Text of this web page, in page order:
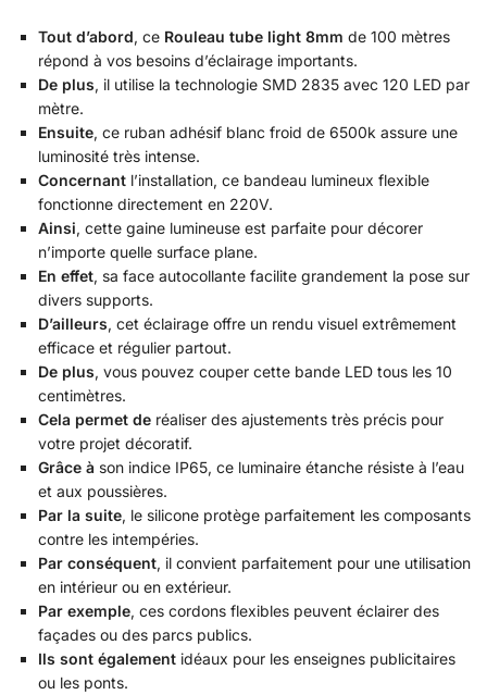
Tout d’abord, ce Rouleau tube light 8mm de 100 mètres
répond à vos besoins d’éclairage importants.
De plus, il utilise la technologie SMD 2835 avec 120 LED par
mètre.
Ensuite, ce ruban adhésif blanc froid de 6500k assure une
luminosité très intense.
Concernant l’installation, ce bandeau lumineux flexible
fonctionne directement en 220V.
Ainsi, cette gaine lumineuse est parfaite pour décorer
n’importe quelle surface plane.
En effet, sa face autocollante facilite grandement la pose sur
divers supports.
D’ailleurs, cet éclairage offre un rendu visuel extrêmement
efficace et régulier partout.
De plus, vous pouvez couper cette bande LED tous les 10
centimètres.
Cela permet de réaliser des ajustements très précis pour
votre projet décoratif.
Grâce à son indice IP65, ce luminaire étanche résiste à l’eau
et aux poussières.
Par la suite, le silicone protège parfaitement les composants
contre les intempéries.
Par conséquent, il convient parfaitement pour une utilisation
en intérieur ou en extérieur.
Par exemple, ces cordons flexibles peuvent éclairer des
façades ou des parcs publics.
Ils sont également idéaux pour les enseignes publicitaires
ou les ponts.